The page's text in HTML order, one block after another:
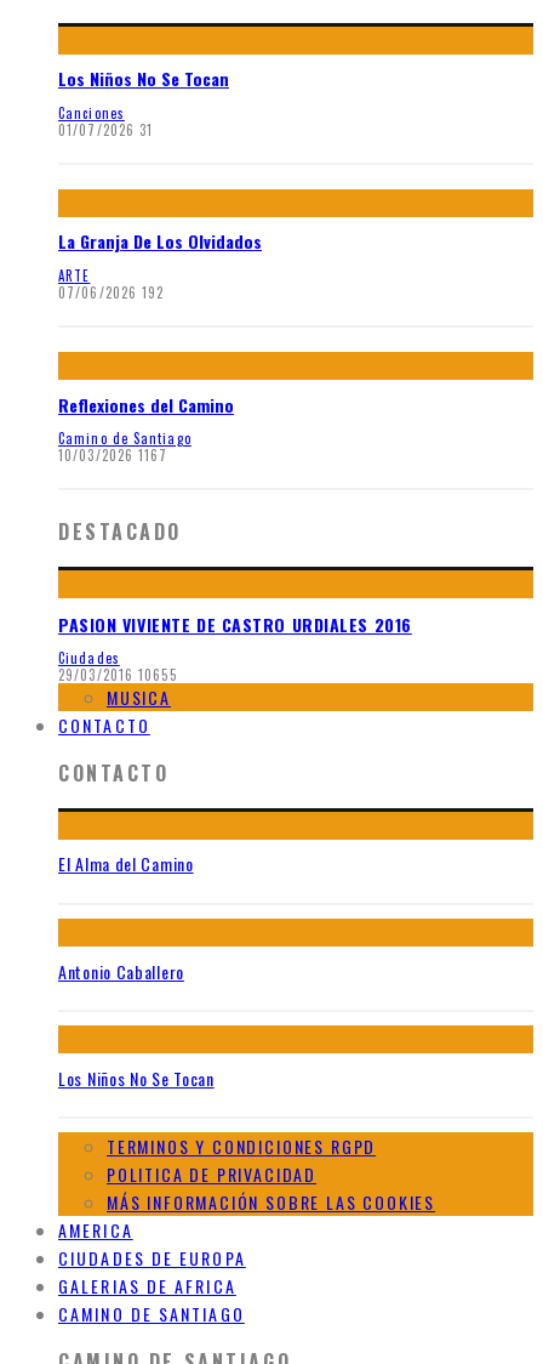
Los Niños No Se Tocan
Canciones
01/07/2026 31
La Granja De Los Olvidados
ARTE
07/06/2026 192
Reflexiones del Camino
Camino de Santiago
10/03/2026 1167
DESTACADO
PASION VIVIENTE DE CASTRO URDIALES 2016
Ciudades
29/03/2016 10655
MUSICA
CONTACTO
CONTACTO
El Alma del Camino
Antonio Caballero
Los Niños No Se Tocan
TERMINOS Y CONDICIONES RGPD
POLITICA DE PRIVACIDAD
MÁS INFORMACIÓN SOBRE LAS COOKIES
AMERICA
CIUDADES DE EUROPA
GALERIAS DE AFRICA
CAMINO DE SANTIAGO